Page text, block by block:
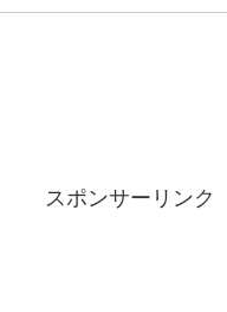
スポンサーリンク